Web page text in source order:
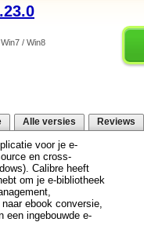
/ Win8
Alle versies Reviews
voor je e-
en cross-
Calibre heeft
om je e-bibliotheek
ebook conversie,
een ingebouwde e-